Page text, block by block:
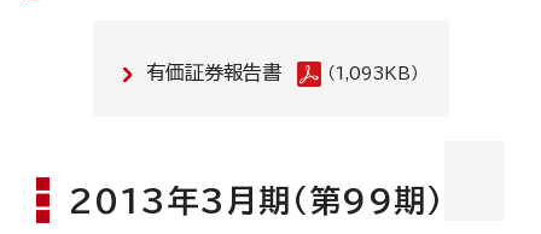
有価証券報告書 （1,093KB）
2013年3月期(第99期)